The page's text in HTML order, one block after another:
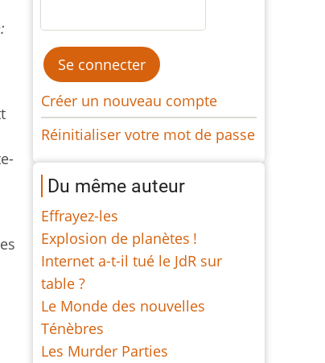
Créer un nouveau compte
Réinitialiser votre mot de passe
Du même auteur
Effrayez-les
Explosion de planètes !
Internet a-t-il tué le JdR sur
table ?
Le Monde des nouvelles
Ténèbres
Les Murder Parties